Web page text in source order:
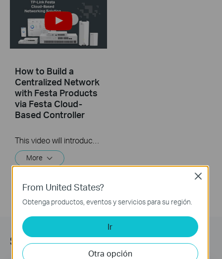
How to Build a
Centralized Network
with Festa Products
via Festa Cloud-
Based Controller
More
Suscripción
From United States?
Obtenga productos, eventos y servicios para su región.
Ir
Otra opción
Close